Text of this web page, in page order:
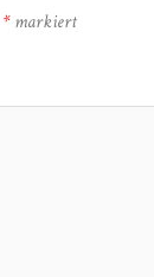
*markiert